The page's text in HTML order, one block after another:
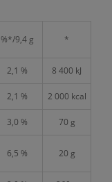
%*/9,4 g *
2,1 % 8 400 kJ
2,1 % 2 000 kcal
3,0 % 70 g
6,5 % 20 g